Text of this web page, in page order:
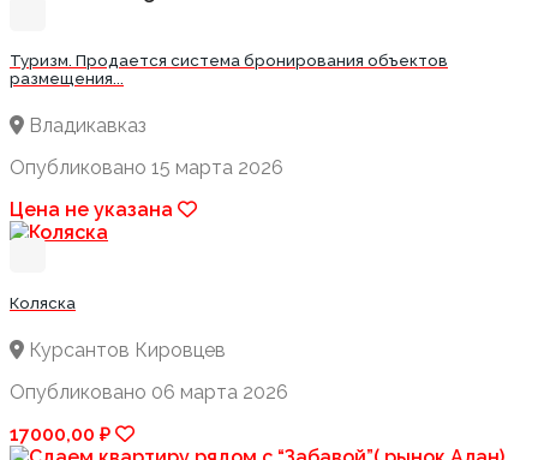
Туризм. Продается система бронирования объектов
размещения...
Владикавказ
Опубликовано 15 марта 2026
Цена не указана
Коляска
Курсантов Кировцев
Опубликовано 06 марта 2026
17000,00 ₽